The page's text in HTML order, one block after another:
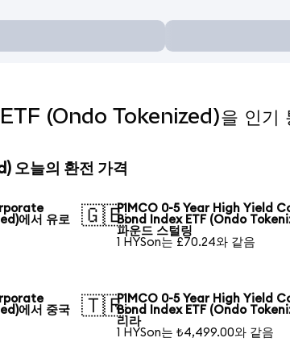
(Ondo Tokenized)을 인기
오늘의 환전 가격
에서 유로
🇬🇧PIMCO 0-5 Year High Yield
Bond Index ETF (Ondo
파운드 스털링
1 HYSon는 £70.24와 같음
에서 중국
🇹🇷PIMCO 0-5 Year High Yield
Bond Index ETF (Ondo
리라
1 HYSon는 ₺4,499.00와 같음